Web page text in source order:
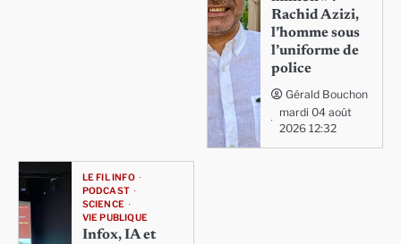
Rachid Azizi,
l’homme sous
l’uniforme de
police
Gérald Bouchon
mardi 04 août
2026 12:32
LE FIL INFO
PODCAST
SCIENCE
VIE PUBLIQUE
Infox, IA et